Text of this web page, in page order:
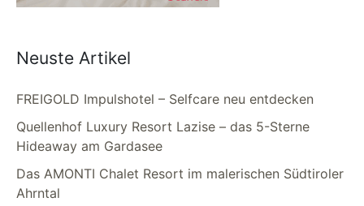
Neuste Artikel
FREIGOLD Impulshotel – Selfcare neu entdecken
Quellenhof Luxury Resort Lazise – das 5-Sterne
Hideaway am Gardasee
Das AMONTI Chalet Resort im malerischen Südtiroler
Ahrntal